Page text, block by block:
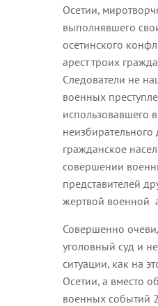
Осетии,
выполнявшего
осетинского
арест троих
Следователи не
военных
использовавшего
гражданское
совершении
представителей
жертвой военной
Совершенно
уголовный суд и
ситуации, как на
Осетии, а вместо
военных событий